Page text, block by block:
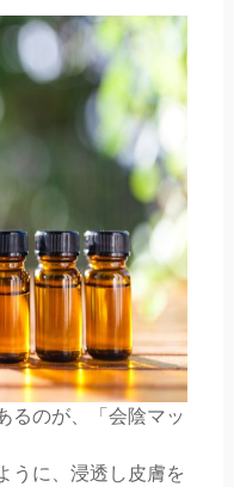
るのが、「会陰マッ
うに、浸透し皮膚を